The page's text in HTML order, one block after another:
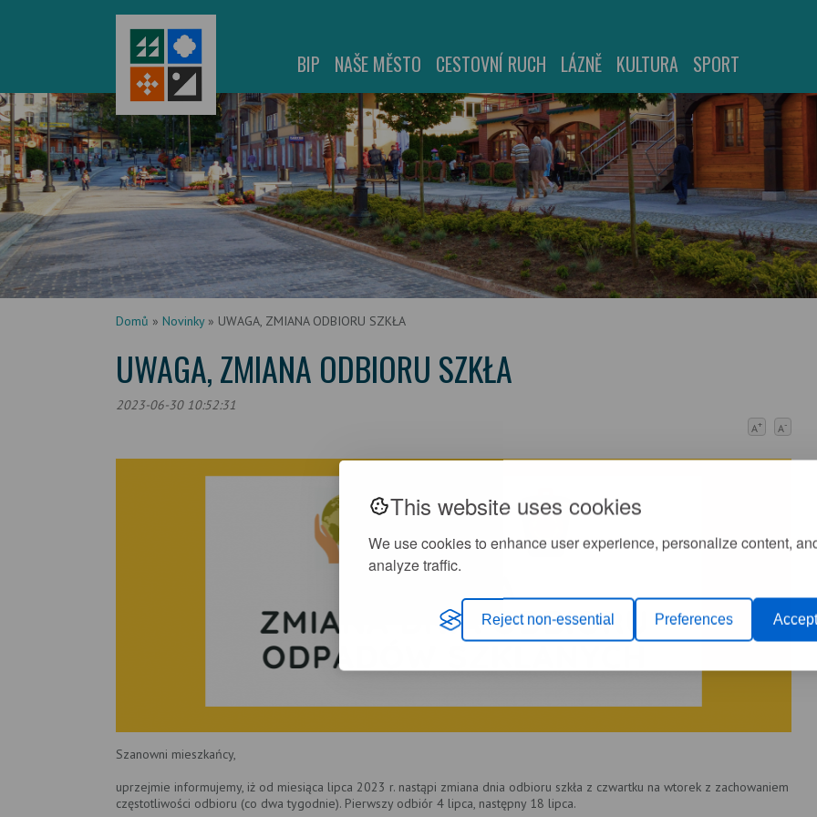
This website uses cookies
We use cookies to enhance user experience, personalize content,
analyze traffic.
Reject non-essential Preferences Accept
BIP NAŠE MĚSTO CESTOVNÍ RUCH LÁZNĚ KULTURA SPORT
Domů » Novinky» UWAGA, ZMIANA ODBIORU SZKŁA
UWAGA, ZMIANA ODBIORU SZKŁA
2023-06-30 10:52:31
A+ A-
Szanowni mieszkańcy,
uprzejmie informujemy, iż od miesiąca lipca 2023 r. nastąpi zmiana dnia odbioru szkła z czwartku na wtorek z zachowaniem
częstotliwości odbioru (co dwa tygodnie). Pierwszy odbiór 4 lipca, następny 18 lipca.